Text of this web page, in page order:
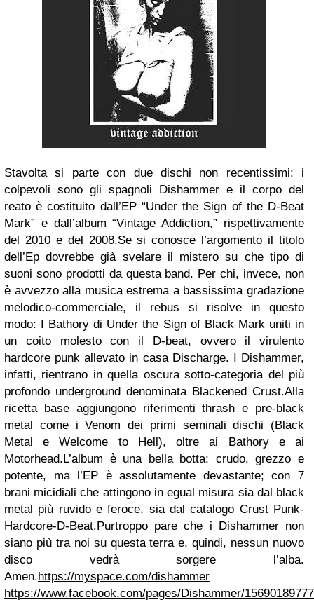
Stavolta si parte con due dischi non recentissimi: i
colpevoli sono gli spagnoli Dishammer e il corpo del
reato è costituito dall’EP “Under the Sign of the D-Beat
Mark” e dall’album “Vintage Addiction,” rispettivamente
del 2010 e del 2008.Se si conosce l’argomento il titolo
dell’Ep dovrebbe già svelare il mistero su che tipo di
suoni sono prodotti da questa band. Per chi, invece, non
è avvezzo alla musica estrema a bassissima gradazione
melodico-commerciale, il rebus si risolve in questo
modo: I Bathory di Under the Sign of Black Mark uniti in
un coito molesto con il D-beat, ovvero il virulento
hardcore punk allevato in casa Discharge. I Dishammer,
infatti, rientrano in quella oscura sotto-categoria del più
profondo underground denominata Blackened Crust.Alla
ricetta base aggiungono riferimenti thrash e pre-black
metal come i Venom dei primi seminali dischi (Black
Metal e Welcome to Hell), oltre ai Bathory e ai
Motorhead.L’album è una bella botta: crudo, grezzo e
potente, ma l’EP è assolutamente devastante; con 7
brani micidiali che attingono in egual misura sia dal black
metal più ruvido e feroce, sia dal catalogo Crust Punk-
Hardcore-D-Beat.Purtroppo pare che i Dishammer non
siano più tra noi su questa terra e, quindi, nessun nuovo
disco vedrà sorgere l’alba.
Amen.https://myspace.com/dishammer
https://www.facebook.com/pages/Dishammer/